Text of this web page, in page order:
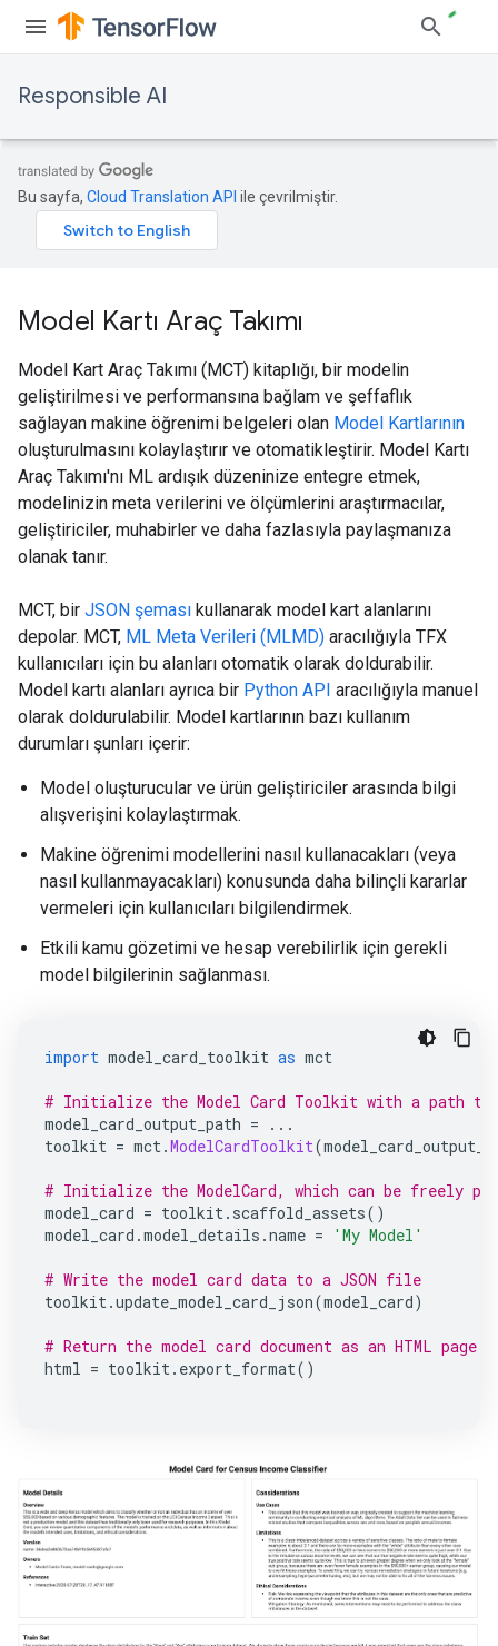
Responsible AI
Bu sayfa, Cloud Translation API ile çevrilmiştir.
Model Kartı Araç Takımı
Model Kart Araç Takımı (MCT) kitaplığı, bir modelin
geliştirilmesi ve performansına bağlam ve şeffaflık
sağlayan makine öğrenimi belgeleri olan Model Kartlarının
oluşturulmasını kolaylaştırır ve otomatikleştirir. Model Kartı
Araç Takımı'nı ML ardışık düzeninize entegre etmek,
modelinizin meta verilerini ve ölçümlerini araştırmacılar,
geliştiriciler, muhabirler ve daha fazlasıyla paylaşmanıza
olanak tanır.
MCT, bir JSON şeması kullanarak model kart alanlarını
depolar. MCT, ML Meta Verileri (MLMD) aracılığıyla TFX
kullanıcıları için bu alanları otomatik olarak doldurabilir.
Model kartı alanları ayrıca bir Python API aracılığıyla manuel
olarak doldurulabilir. Model kartlarının bazı kullanım
durumları şunları içerir:
Model oluşturucular ve ürün geliştiriciler arasında bilgi
alışverişini kolaylaştırmak.
Makine öğrenimi modellerini nasıl kullanacakları (veya
nasıl kullanmayacakları) konusunda daha bilinçli kararlar
vermeleri için kullanıcıları bilgilendirmek.
Etkili kamu gözetimi ve hesap verebilirlik için gerekli
model bilgilerinin sağlanması.
import model_card_toolkit as mct
# Initialize the Model Card Toolkit with a path to
model_card_output_path =
...
toolkit = mct.ModelCardToolkit(
# Initialize the ModelCard, which can be freely
model_card = toolkit. scaffold_assets()
model_card .model_details .name = 'My Model'
# Write the model card data to a JSON file
toolkit.update_model_card_json(model_card)
# Return the model card document as an HTML page
html = toolkit. export_format()